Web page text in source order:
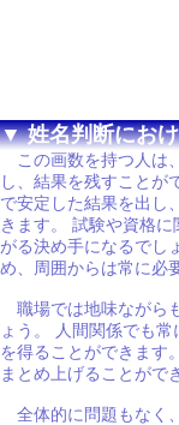
▼ 姓名判断にお
この画数を持つ人は
し、結果を残すことが
で安定した結果を出し
きます。 試験や資格
がる決め手になるでし
め、周囲からは常に必
職場では地味ながら
ょう。 人間関係でも
を得ることができます
まとめ上げることがで
全体的に問題もなく